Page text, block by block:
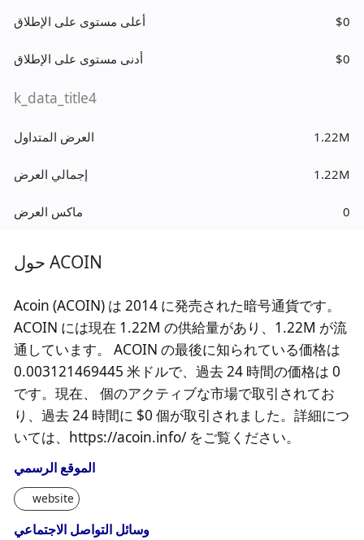
أعلى مستوى على الإطلاق $0
أدنى مستوى على الإطلاق $0
k_data_title4
العرض المتداول 1.22M
إجمالي العرض 1.22M
ماكس العرض 0
حول ACOIN
Acoin (ACOIN) は 2014 に発売された暗号通貨です。
ACOIN には現在 1.22M の供給量があり、1.22M が流
通しています。 ACOIN の最後に知られている価格は
0.003121469445 米ドルで、過去 24 時間の価格は 0
です。現在、 個のアクティブな市場で取引されてお
り、過去 24 時間に $0 個が取引されました。詳細につ
いては、https://acoin.info/ をご覧ください。
الموقع الرسمي
website
وسائل التواصل الاجتماعي